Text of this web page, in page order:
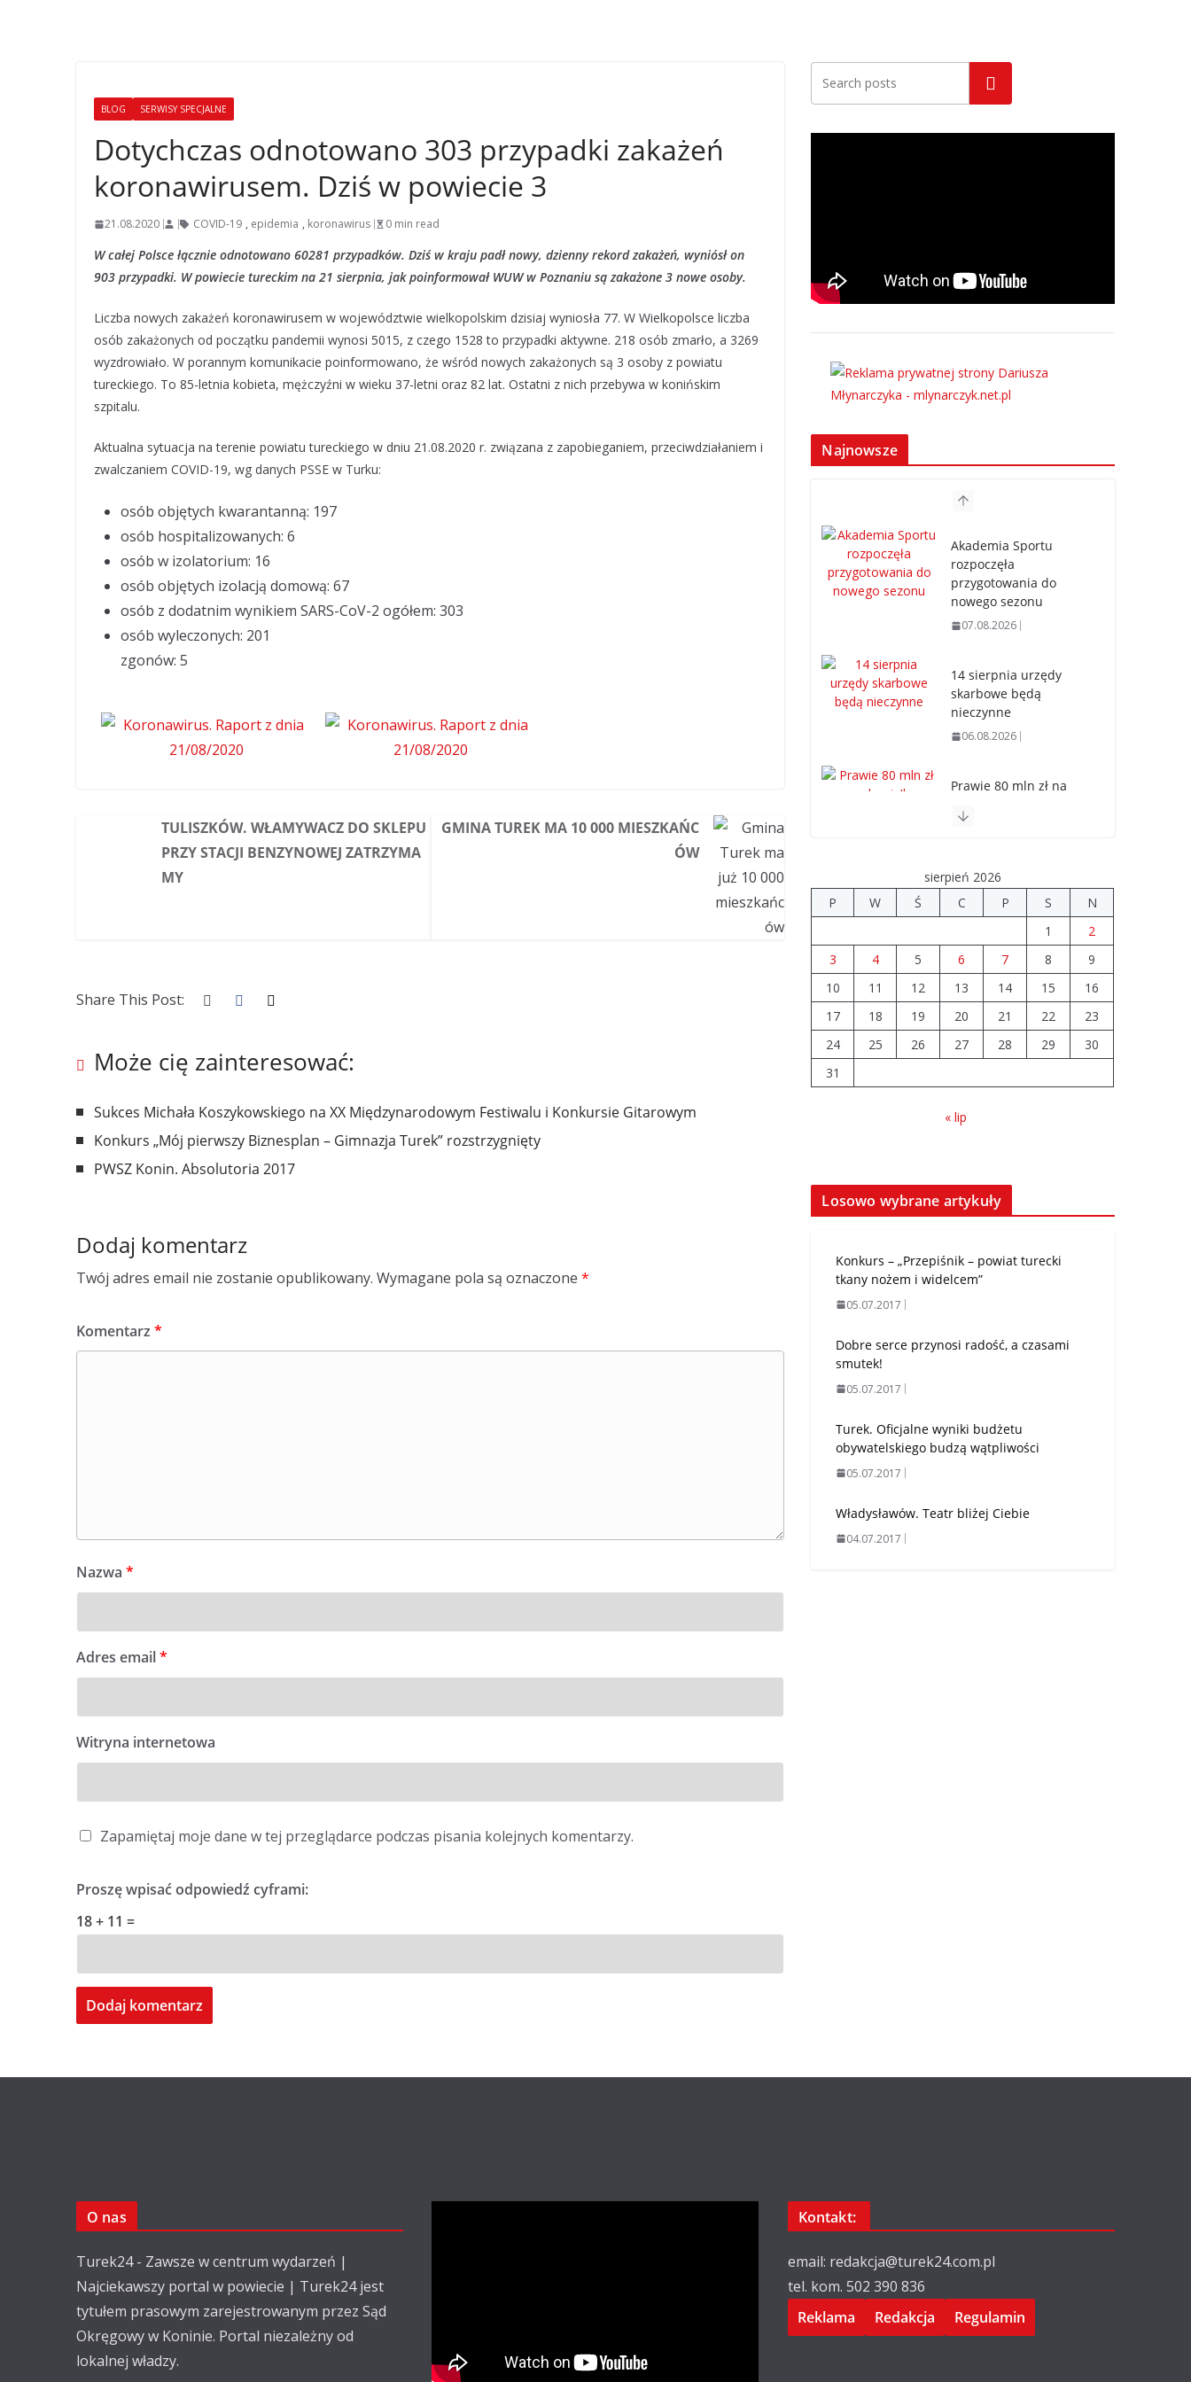
BLOG SERWISY SPECJALNE
Dotychczas odnotowano 303 przypadki zakażeń
koronawirusem. Dziś w powiecie 3
21.08.2020 COVID-19 , epidemia , koronawirus 0 min read
W całej Polsce łącznie odnotowano 60281 przypadków. Dziś w kraju padł nowy, dzienny rekord zakażeń, wyniósł on
903 przypadki. W powiecie tureckim na 21 sierpnia, jak poinformował WUW w Poznaniu są zakażone 3 nowe osoby.
Liczba nowych zakażeń koronawirusem w województwie wielkopolskim dzisiaj wyniosła 77. W Wielkopolsce liczba
osób zakażonych od początku pandemii wynosi 5015, z czego 1528 to przypadki aktywne. 218 osób zmarło, a 3269
wyzdrowiało. W porannym komunikacie poinformowano, że wśród nowych zakażonych są 3 osoby z powiatu
tureckiego. To 85-letnia kobieta, mężczyźni w wieku 37-letni oraz 82 lat. Ostatni z nich przebywa w konińskim
szpitalu.
Aktualna sytuacja na terenie powiatu tureckiego w dniu 21.08.2020 r. związana z zapobieganiem, przeciwdziałaniem i
zwalczaniem COVID-19, wg danych PSSE w Turku:
osób objętych kwarantanną: 197
osób hospitalizowanych: 6
osób w izolatorium: 16
osób objętych izolacją domową: 67
osób z dodatnim wynikiem SARS-CoV-2 ogółem: 303
osób wyleczonych: 201
zgonów: 5
TULISZKÓW. WŁAMYWACZ DO SKLEPU
PRZY STACJI BENZYNOWEJ ZATRZYMA
MY
GMINA TUREK MA 10 000 MIESZKAŃC
ÓW
Share This Post:
Może cię zainteresować:
Sukces Michała Koszykowskiego na XX Międzynarodowym Festiwalu i Konkursie Gitarowym
Konkurs „Mój pierwszy Biznesplan – Gimnazja Turek” rozstrzygnięty
PWSZ Konin. Absolutoria 2017
Dodaj komentarz
Twój adres email nie zostanie opublikowany. Wymagane pola są oznaczone *
Komentarz *
Nazwa *
Adres email*
Witryna internetowa
Zapamiętaj moje dane w tej przeglądarce podczas pisania kolejnych komentarzy.
Proszę wpisać odpowiedź cyframi:
18 + 11 =
Szukaj
Najnowsze
Akademia Sportu
rozpoczęła
przygotowania do
nowego sezonu
07.08.2026
14 sierpnia urzędy
skarbowe będą
nieczynne
06.08.2026
Prawie 80 mln zł na
gminy?
Szkoła we
Władysławowie
modernizację
06.08.2026
Prawie 20 tys. zł dla
dyrektora szpitala.
Podwyżka mimo
04.08.2026
miejsce trudno uznać
za sukces
sierpień 2026
P
W Ś C P S
N
1
2
3
4 5 6 7 8
9
10
11 12 13 14 15
16
17
18 19 20 21 22
23
24
25 26 27 28 29
30
31
« lip
Losowo wybrane artykuły
Konkurs – „Przepiśnik – powiat turecki
tkany nożem i widelcem”
05.07.2017
Dobre serce przynosi radość, a czasami
smutek!
05.07.2017
Turek. Oficjalne wyniki budżetu
obywatelskiego budzą wątpliwości
05.07.2017
Władysławów. Teatr bliżej Ciebie
04.07.2017
O nas
Turek24 - Zawsze w centrum wydarzeń |
Najciekawszy portal w powiecie | Turek24 jest
tytułem prasowym zarejestrowanym przez Sąd
Okręgowy w Koninie. Portal niezależny od
lokalnej władzy.
Kontakt:
email: redakcja@turek24.com.pl
tel. kom. 502 390 836
Reklama
Redakcja Regulamin